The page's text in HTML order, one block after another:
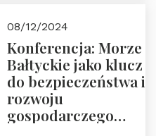
08/12/2024
Konferencja: Morze
Bałtyckie jako klucz
do bezpieczeństwa i
rozwoju
gospodarczego